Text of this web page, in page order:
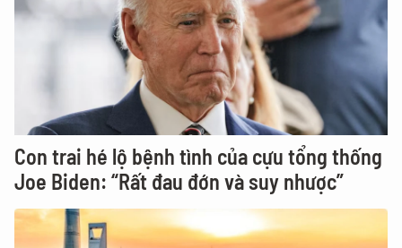
Con trai hé lộ bệnh tình của cựu tổng thống
Joe Biden: “Rất đau đớn và suy nhược”